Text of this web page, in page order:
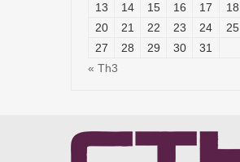
13
14 15 16 17 18
20
21 22 23 24 25
27
28 29 30
31
« Th3